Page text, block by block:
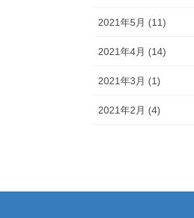
2021年5月 (11)
2021年4月 (14)
2021年3月 (1)
2021年2月 (4)